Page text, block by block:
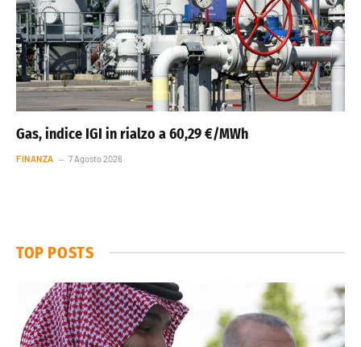
Gas, indice IGI in rialzo a 60,29 €/MWh
FINANZA 7 Agosto 2026
TOP POSTS